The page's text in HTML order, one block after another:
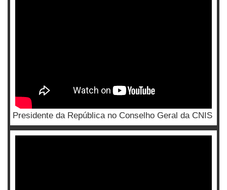
Presidente da República no Conselho Geral da CNIS